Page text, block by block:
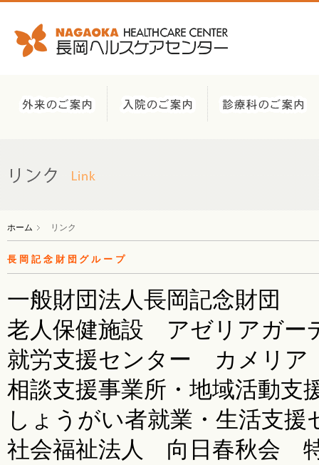
ホーム リンク
長岡記念財団グループ
一般財団法人長岡記念財団
老人保健施設 アゼリアガー
就労支援センター カメリア
相談支援事業所・地域活動
しょうがい者就業・生活支
社会福祉法人 向日春秋会